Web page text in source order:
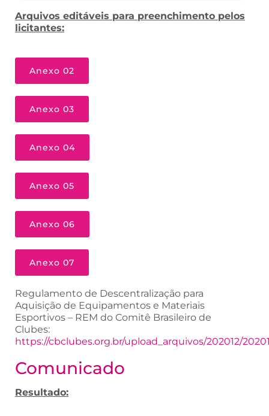
Arquivos editáveis para preenchimento pelos
licitantes:
Anexo 02
Anexo 03
Anexo 04
Anexo 05
Anexo 06
Anexo 07
Regulamento de Descentralização para
Aquisição de Equipamentos e Materiais
Esportivos – REM do Comitê Brasileiro de
Clubes:
https://cbclubes.org.br/upload_arquivos/202012/
Comunicado
Resultado: